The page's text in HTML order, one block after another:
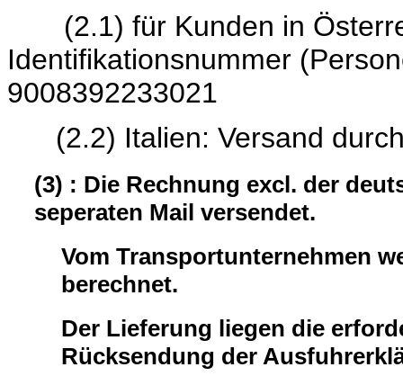
(2.1) für Kunden in
9008392233021
(2.2) Italien: Versand durch
(3) : Die Rechnung excl. der
seperaten Mail versendet.
Vom Transportunternehmen
berechnet.
Der Lieferung liegen die
Rücksendung der